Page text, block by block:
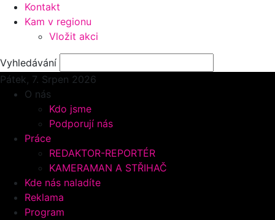
Kontakt
Kam v regionu
Vložit akci
Vyhledávání
Pátek, 7. Srpen 2026
O nás
Kdo jsme
Podporují nás
Práce
REDAKTOR-REPORTÉR
KAMERAMAN A STŘIHAČ
Kde nás naladíte
Reklama
Program